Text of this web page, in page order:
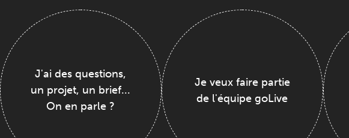
J'ai des questions,
un projet, un brief...
On en parle ?
Je veux faire partie
de l'équipe goLive